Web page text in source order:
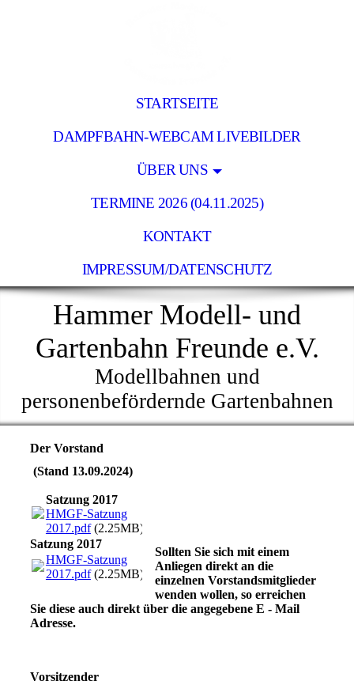
STARTSEITE
DAMPFBAHN-WEBCAM LIVEBILDER
ÜBER UNS
TERMINE 2026 (04.11.2025)
KONTAKT
IMPRESSUM/DATENSCHUTZ
Hammer Modell- und
Gartenbahn Freunde e.V.
Modellbahnen und
personenbefördernde Gartenbahnen
Der Vorstand
(Stand 13.09.2024)
Satzung 2017
HMGF-Satzung
2017.pdf(2.25MB)
Satzung 2017
HMGF-Satzung
2017.pdf(2.25MB)
Sollten Sie sich mit einem
Anliegen direkt an die
einzelnen Vorstandsmitglieder
wenden wollen, so erreichen
Sie diese auch direkt über die angegebene E - Mail
Adresse.
Vorsitzender